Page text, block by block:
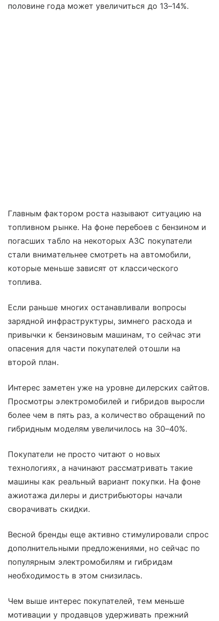
половине года может увеличиться до 13–14%.
Главным фактором роста называют ситуацию на
топливном рынке. На фоне перебоев с бензином и
погасших табло на некоторых АЗС покупатели
стали внимательнее смотреть на автомобили,
которые меньше зависят от классического
топлива.
Если раньше многих останавливали вопросы
зарядной инфраструктуры, зимнего расхода и
привычки к бензиновым машинам, то сейчас эти
опасения для части покупателей отошли на
второй план.
Интерес заметен уже на уровне дилерских сайтов.
Просмотры электромобилей и гибридов выросли
более чем в пять раз, а количество обращений по
гибридным моделям увеличилось на 30–40%.
Покупатели не просто читают о новых
технологиях, а начинают рассматривать такие
машины как реальный вариант покупки. На фоне
ажиотажа дилеры и дистрибьюторы начали
сворачивать скидки.
Весной бренды еще активно стимулировали спрос
дополнительными предложениями, но сейчас по
популярным электромобилям и гибридам
необходимость в этом снизилась.
Чем выше интерес покупателей, тем меньше
мотивации у продавцов удерживать прежний